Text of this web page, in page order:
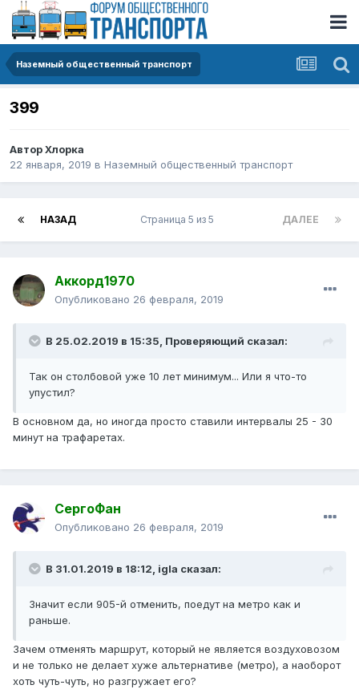
Наземный общественный транспорт
399
АвторХлорка
22 января, 2019 в Наземный общественный транспорт
НАЗАД ДАЛЕЕ
Страница 5 из 5
Аккорд1970
Опубликовано 26 февраля, 2019
В 25.02.2019 в 15:35, Проверяющий сказал:
Так он столбовой уже 10 лет минимум... Или я что-то
упустил?
В основном да, но иногда просто ставили интервалы 25 - 30
минут на трафаретах.
СергоФан
Опубликовано 26 февраля, 2019
В 31.01.2019 в 18:12, igla сказал:
Значит если 905-й отменить, поедут на метро как и
раньше.
Зачем отменять маршрут, который не является воздуховозом
и не только не делает хуже альтернативе (метро), а наоборот
хоть чуть-чуть, но разгружает его?